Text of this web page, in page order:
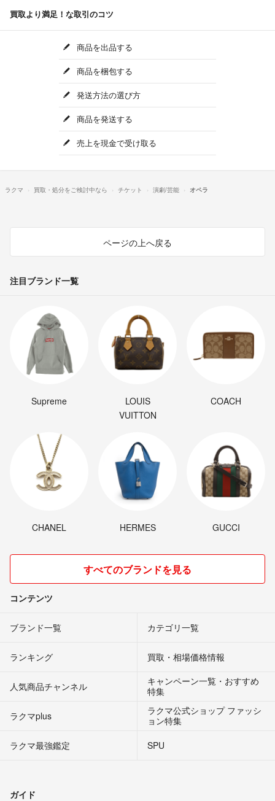
買取より満足！な取引のコツ
商品を出品する
商品を梱包する
発送方法の選び方
商品を発送する
売上を現金で受け取る
ラクマ 買取・処分をご検討中なら チケット 演劇/芸能 オペラ
ページの上へ戻る
注目ブランド一覧
Supreme
LOUIS
VUITTON
COACH
CHANEL HERMES GUCCI
すべてのブランドを見る
コンテンツ
ブランド一覧 カテゴリ一覧
ランキング 買取・相場価格情報
人気商品チャンネル
キャンペーン一覧・おすすめ
特集
ラクマplus
ラクマ公式ショップ ファッシ
ョン特集
ラクマ最強鑑定
SPU
ガイド